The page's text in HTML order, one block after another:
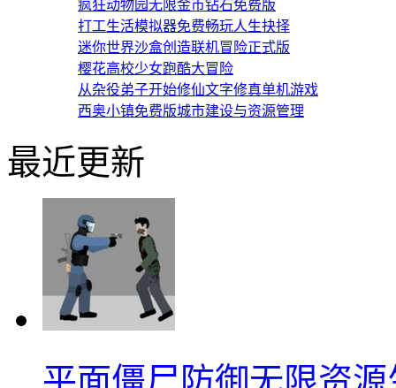
疯狂动物园无限金币钻石免费版
打工生活模拟器免费畅玩人生抉择
迷你世界沙盒创造联机冒险正式版
樱花高校少女跑酷大冒险
从杂役弟子开始修仙文字修真单机游戏
西奥小镇免费版城市建设与资源管理
最近更新